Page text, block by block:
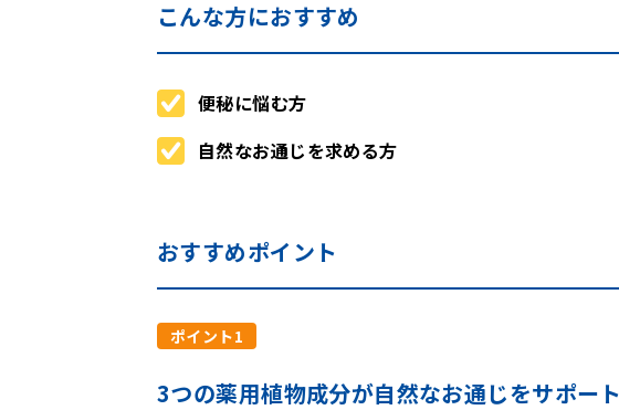
こんな方におすすめ
便秘に悩む方
自然なお通じを求める方
おすすめポイント
ポイント1
3つの薬用植物成分が自然なお通じをサポート